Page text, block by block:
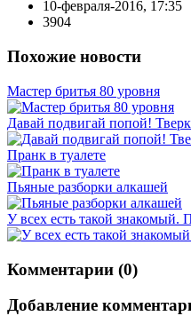
10-февраля-2016, 17:35
3904
Похожие новости
Мастер бритья 80 уровня
Давай подвигай попой!
Пранк в туалете
Пьяные разборки алкашей
У всех есть такой знакомый.
Комментарии (0)
Добавление